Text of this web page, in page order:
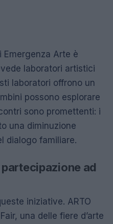
Emergenza Arte è
laboratori artistici
laboratori offrono un
possono esplorare
sono promettenti: i
una diminuzione
dialogo familiare.
ad
iniziative. ARTO
una delle fiere d’arte